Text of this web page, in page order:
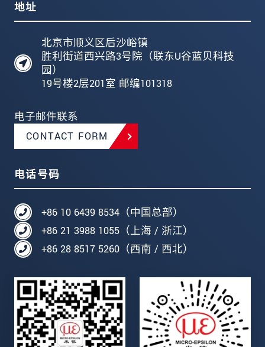
地址
北京市顺义区后沙峪镇
胜利街道西兴路3号院（联东U谷蓝贝科技
园）
19号楼2层201室 邮编101318
电子邮件联系
CONTACT FORM
电话号码
+86 10 6439 8534（中国总部）
+86 21 3988 1055（上海 / 浙江）
+86 28 8517 5260（西南 / 西北）